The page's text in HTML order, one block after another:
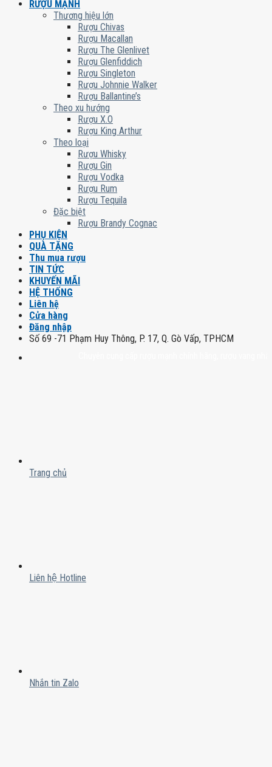
RƯỢU MẠNH
Thương hiệu lớn
Rượu Chivas
Rượu Macallan
Rượu The Glenlivet
Rượu Glenfiddich
Rượu Singleton
Rượu Johnnie Walker
Rượu Ballantine’s
Theo xu hướng
Rượu X.O
Rượu King Arthur
Theo loại
Rượu Whisky
Rượu Gin
Rượu Vodka
Rượu Rum
Rượu Tequila
Đặc biệt
Rượu Brandy Cognac
PHỤ KIỆN
QUÀ TẶNG
Thu mua rượu
TIN TỨC
KHUYẾN MÃI
HỆ THỐNG
Liên hệ
Cửa hàng
Đăng nhập
Số 69 -71 Phạm Huy Thông, P. 17, Q. Gò Vấp, TPHCM
Trang chủ
Liên hệ Hotline
Nhắn tin Zalo